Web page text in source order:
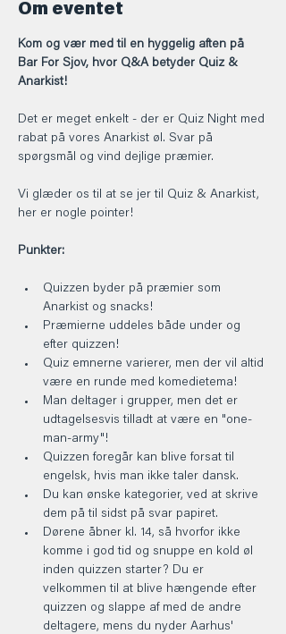
Om eventet
Kom og vær med til en hyggelig aften på
Bar For Sjov, hvor Q&A betyder Quiz &
Anarkist!
Det er meget enkelt - der er Quiz Night med
rabat på vores Anarkist øl. Svar på
spørgsmål og vind dejlige præmier.
Vi glæder os til at se jer til Quiz & Anarkist,
her er nogle pointer!
Punkter:
Quizzen byder på præmier som
Anarkist og snacks!
Præmierne uddeles både under og
efter quizzen!
Quiz emnerne varierer, men der vil altid
være en runde med komedietema!
Man deltager i grupper, men det er
udtagelsesvis tilladt at være en "one-
man-army"!
Quizzen foregår kan blive forsat til
engelsk, hvis man ikke taler dansk.
Du kan ønske kategorier, ved at skrive
dem på til sidst på svar papiret.
Dørene åbner kl. 14, så hvorfor ikke
komme i god tid og snuppe en kold øl
inden quizzen starter? Du er
velkommen til at blive hængende efter
quizzen og slappe af med de andre
deltagere, mens du nyder Aarhus'